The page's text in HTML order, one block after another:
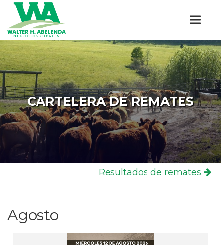
CARTELERA DE REMATES
Resultados de remates
Agosto